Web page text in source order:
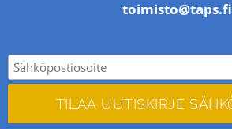
toimisto@taps.fi